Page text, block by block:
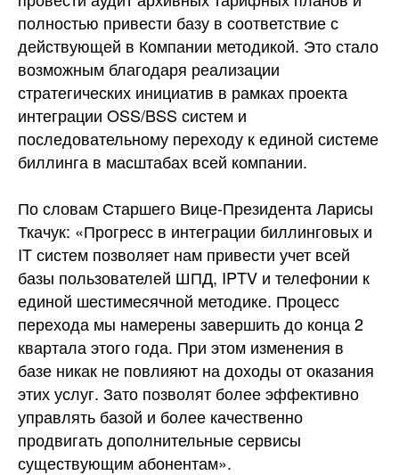
полностью привести базу в соответствие с
действующей в Компании методикой. Это стало
возможным благодаря реализации
стратегических инициатив в рамках проекта
интеграции OSS/BSS систем и
последовательному переходу к единой системе
биллинга в масштабах всей компании.
По словам Старшего Вице-Президента Ларисы
Ткачук: «Прогресс в интеграции биллинговых и
IT систем позволяет нам привести учет всей
базы пользователей ШПД, IPTV и телефонии к
единой шестимесячной методике. Процесс
перехода мы намерены завершить до конца 2
квартала этого года. При этом изменения в
базе никак не повлияют на доходы от оказания
этих услуг. Зато позволят более эффективно
управлять базой и более качественно
продвигать дополнительные сервисы
существующим абонентам».